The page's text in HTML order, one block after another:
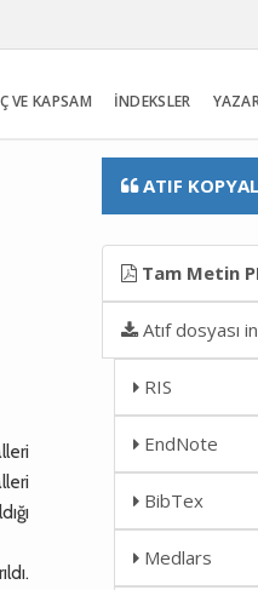
VE KAPSAM İNDEKSLER
ATIF
Tam Metin
Atıf dosyası
RIS
EndNote
BibTex
Medlars